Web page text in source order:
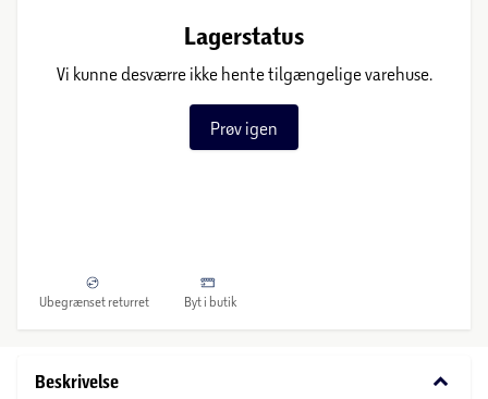
Lagerstatus
Vi kunne desværre ikke hente tilgængelige varehuse.
Prøv igen
Ubegrænset returret Byt i butik
Beskrivelse keyboard_arrow_down